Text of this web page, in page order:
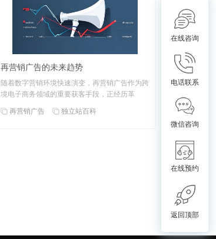
再营销广告的未来趋势
随着数字营销环境快速演变，再营销广告作为跨
境电子商务领域的重要获客手段，正经历革
再营销广告
独立站百科
在线咨询
电话联系
微信咨询
在线预约
返回顶部